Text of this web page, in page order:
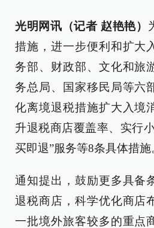
光明网讯（记者 赵艳艳）
措施，进一步便利和扩大
务部、财政部、文化和旅
务总局、国家移民局等六
化离境退税措施扩大入境
升退税商店覆盖率、实行
买即退”服务等8条具体措施
通知提出，鼓励更多具备
退税商店，科学优化商店
一批境外旅客较多的重点